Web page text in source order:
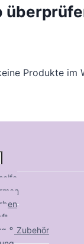
Produkte im
& Zubehör